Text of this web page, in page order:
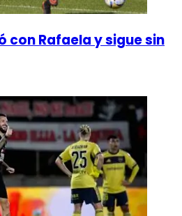
con Rafaela y sigue sin